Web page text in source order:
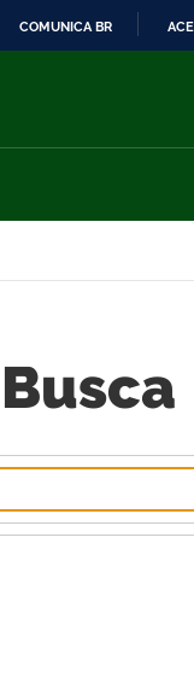
COMUNICA BR
Busca